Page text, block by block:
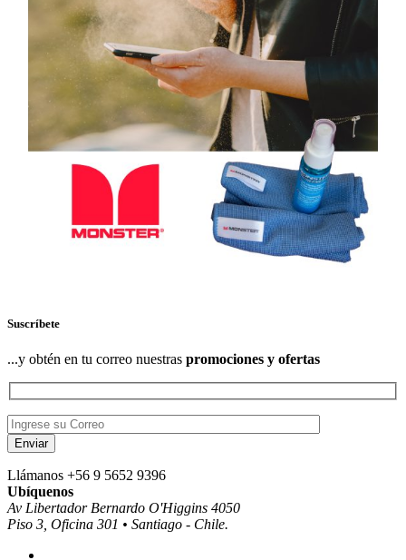
Suscríbete
...y obtén en tu correo nuestras promociones y ofertas
Llámanos +56 9 5652 9396
Ubíquenos
Av Libertador Bernardo O'Higgins 4050
Piso 3, Oficina 301 • Santiago - Chile.